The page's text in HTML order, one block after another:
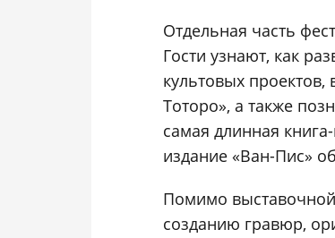
Отдельная часть
Гости узнают, как
культовых
Тоторо», а также
самая длинная
издание «Ван-Пис»
Помимо выставочной
созданию гравюр,